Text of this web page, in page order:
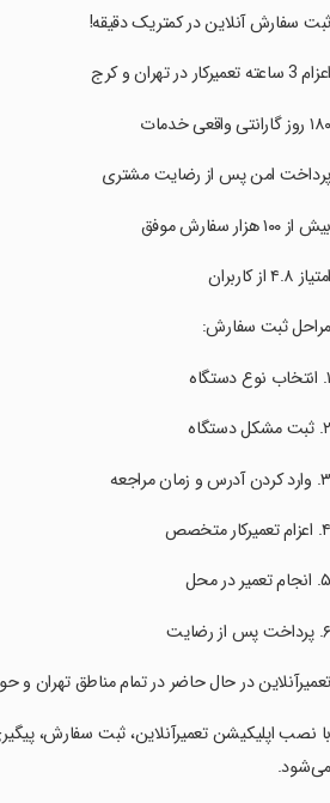
‏‏ثبت سفارش آنلاین در کمتریک دقیقه!
‏‏اعزام 3 ساعته تعمیرکار در تهران و کرج
‏‏پرداخت امن پس از رضایت مشتری
‏‏بیش از ۱۰۰ هزار سفارش موفق
‏‏امتیاز ۴.۸ از کاربران
‏‏مراحل ثبت سفارش:
‏‏تعمیرآنلاین در حال حاضر در تمام مناطق تهران
‏‏با نصب اپلیکیشن تعمیرآنلاین، ثبت سفارش،
می‌شود.